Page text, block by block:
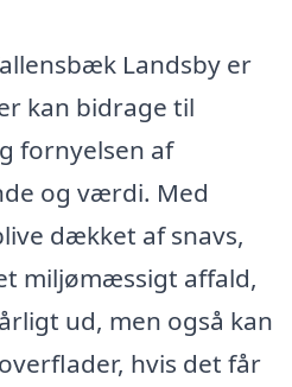
Landsby er
kan bidrage til
fornyelsen af
og værdi. Med
dækket af snavs,
miljømæssigt affald,
ud, men også kan
hvis det får